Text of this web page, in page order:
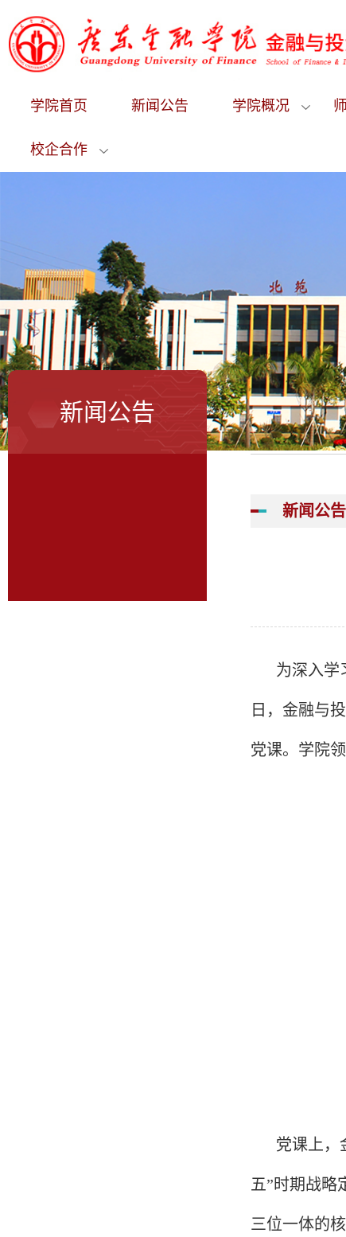
学院首页 新闻公告 学院概况
校企合作
新闻公告
新闻公告
为深入学
日，金融与
党课。学院
党课上，
五”时期战略
三位一体的